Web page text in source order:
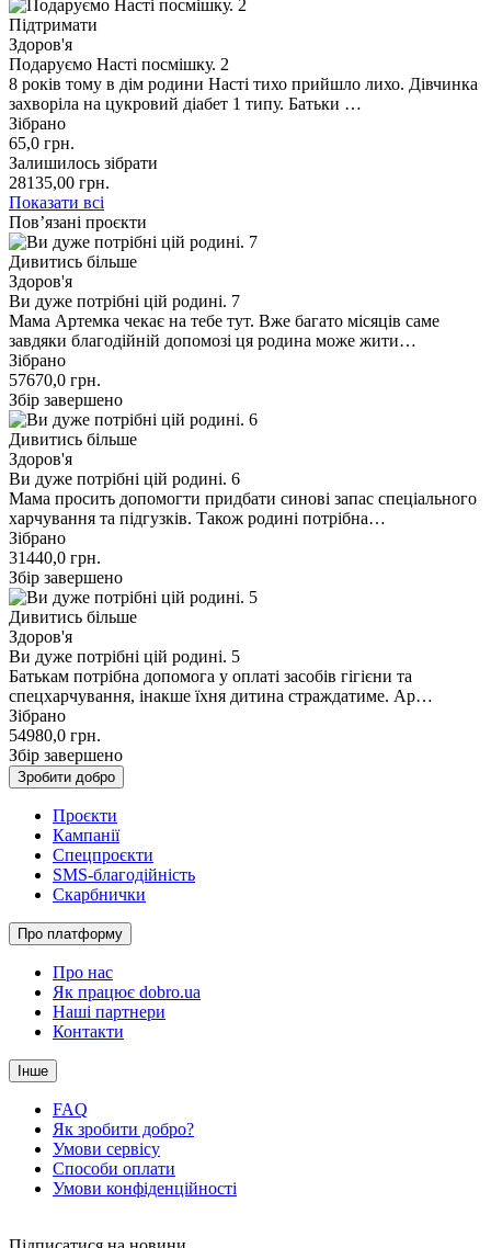
Підтримати
Здоров'я
Подаруємо Насті посмішку. 2
8 років тому в дім родини Насті тихо прийшло лихо. Дівчинка
захворіла на цукровий діабет 1 типу. Батьки …
Зібрано
65,0 грн.
Залишилось зібрати
28135,00 грн.
Показати всі
Пов’язані проєкти
Дивитись більше
Здоров'я
Ви дуже потрібні цій родині. 7
Мама Артемка чекає на тебе тут. Вже багато місяців саме
завдяки благодійній допомозі ця родина може жити…
Зібрано
57670,0 грн.
Збір завершено
Дивитись більше
Здоров'я
Ви дуже потрібні цій родині. 6
Мама просить допомогти придбати синові запас спеціального
харчування та підгузків. Також родині потрібна…
Зібрано
31440,0 грн.
Збір завершено
Дивитись більше
Здоров'я
Ви дуже потрібні цій родині. 5
Батькам потрібна допомога у оплаті засобів гігієни та
спецхарчування, інакше їхня дитина страждатиме. Ар…
Зібрано
54980,0 грн.
Збір завершено
Зробити добро
Проєкти
Кампанії
Спецпроєкти
SMS-благодійність
Скарбнички
Про платформу
Про нас
Як працює dobro.ua
Наші партнери
Контакти
Інше
FAQ
Як зробити добро?
Умови сервісу
Способи оплати
Умови конфіденційності